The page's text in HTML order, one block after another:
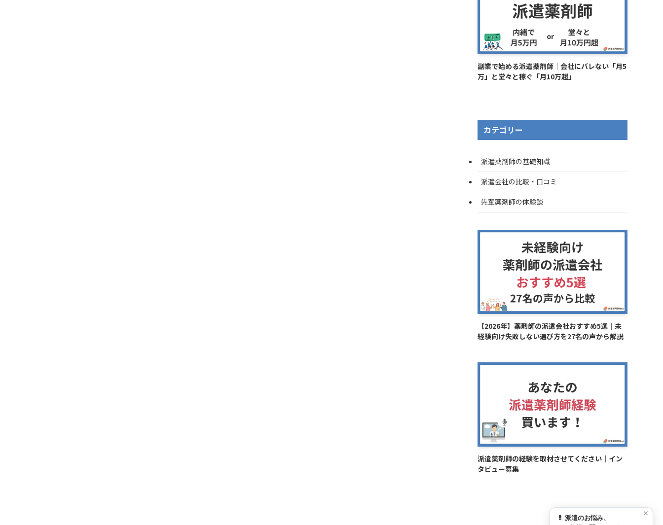
副業で始める派遣薬剤師｜会社にバレない「月5
万」と堂々と稼ぐ「月10万超」
カテゴリー
派遣薬剤師の基礎知識
派遣会社の比較・口コミ
先輩薬剤師の体験談
【2026年】薬剤師の派遣会社おすすめ5選｜未
経験向け失敗しない選び方を27名の声から解説
派遣薬剤師の経験を取材させてください｜イン
タビュー募集
✕
💊 派遣のお悩み、